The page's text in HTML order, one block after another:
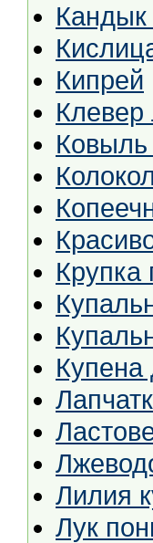
Кандык
Кипрей
Ковыль
Крупка
Купена
Лилия
Лук